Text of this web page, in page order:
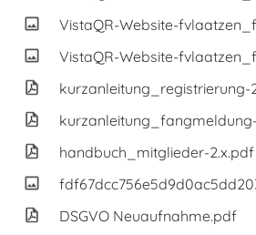
VistaQR-Website-
VistaQR-Website-
kurzanleitung_registrierung-
handbuch_mitglieder-2.x.pdf
DSGVO Neuaufnahme.pdf